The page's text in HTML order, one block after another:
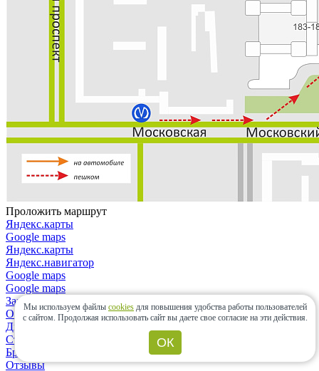
Проложить маршрут
Яндекс.карты
Google maps
Яндекс.карты
Яндекс.навигатор
Google maps
Google maps
Закрыть
О компании
Дизайнерам и архитекторам
Строительным организациям
Бренды
Отзывы
Мы используем файлы cookies для повышения удобства работы пользователей
с сайтом. Продолжая использовать сайт вы даете свое согласие на эти действия.
ОК